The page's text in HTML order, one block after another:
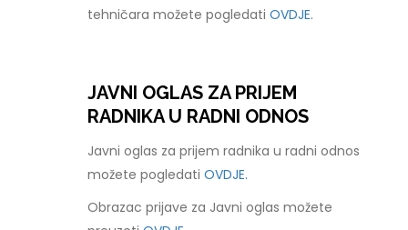
tehničara možete pogledatiOVDJE.
JAVNI OGLAS ZA PRIJEM
RADNIKA U RADNI ODNOS
Javni oglas za prijem radnika u radni odnos
možete pogledatiOVDJE.
Obrazac prijave za Javni oglas možete